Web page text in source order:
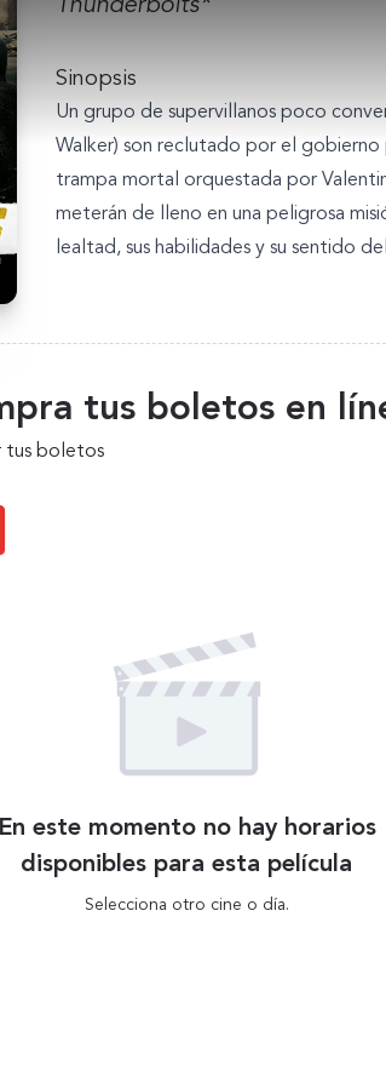
Thunderbolts*
Sinopsis
Un grupo de supervillanos poco
Walker) son reclutado por el gobierno
trampa mortal orquestada por
meterán de lleno en una peligrosa
lealtad, sus habilidades y su sentido
tus boletos en
tus boletos
En este momento no hay horarios
disponibles para esta película
Selecciona otro cine o día.